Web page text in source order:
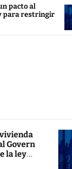
Govern
la ley